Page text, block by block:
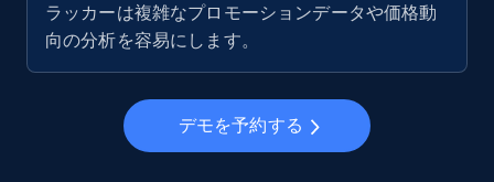
Walmart - products - Collects products by
specific keywords
URL, Final price, Sku, Currency, Gtin,
Specifications, Image urls, Top reviews, and
ラッカーは複雑なプロモーションデータや価格動
向の分析を容易にします。
デモを予約する